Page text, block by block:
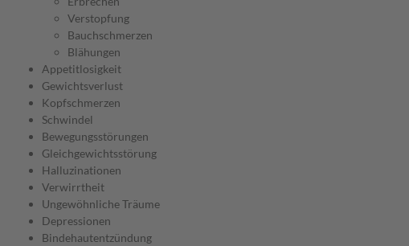
Verstopfung
Bauchschmerzen
Blähungen
Appetitlosigkeit
Gewichtsverlust
Kopfschmerzen
Schwindel
Bewegungsstörungen
Gleichgewichtsstörung
Halluzinationen
Verwirrtheit
Ungewöhnliche Träume
Depressionen
Bindehautentzündung